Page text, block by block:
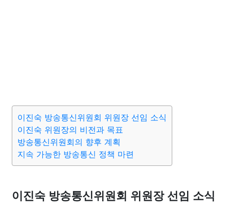
이진숙 방송통신위원회 위원장 선임 소식
이진숙 위원장의 비전과 목표
방송통신위원회의 향후 계획
지속 가능한 방송통신 정책 마련
이진숙 방송통신위원회 위원장 선임 소식